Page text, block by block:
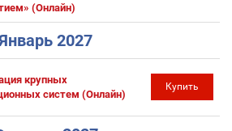
(Онлайн)
2027
крупных
систем (Онлайн)
Купить